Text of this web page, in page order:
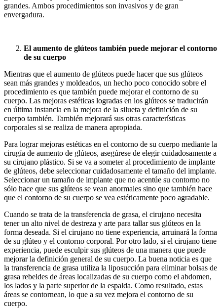
grandes. Ambos procedimientos son invasivos y de gran
envergadura.
El aumento de glúteos también puede mejorar el contorno
de su cuerpo
Mientras que el aumento de glúteos puede hacer que sus glúteos
sean más grandes y moldeados, un hecho poco conocido sobre el
procedimiento es que también puede mejorar el contorno de su
cuerpo. Las mejoras estéticas logradas en los glúteos se traducirán
en última instancia en la mejora de la silueta y definición de su
cuerpo también. También mejorará sus otras características
corporales si se realiza de manera apropiada.
Para lograr mejoras estéticas en el contorno de su cuerpo mediante la
cirugía de aumento de glúteos, asegúrese de elegir cuidadosamente a
su cirujano plástico. Si se va a someter al procedimiento de implante
de glúteos, debe seleccionar cuidadosamente el tamaño del implante.
Seleccionar un tamaño de implante que no acentúe su contorno no
sólo hace que sus glúteos se vean anormales sino que también hace
que el contorno de su cuerpo se vea estéticamente poco agradable.
Cuando se trata de la transferencia de grasa, el cirujano necesita
tener un alto nivel de destreza y arte para tallar sus glúteos en la
forma deseada. Si el cirujano no tiene experiencia, arruinará la forma
de su glúteo y el contorno corporal. Por otro lado, si el cirujano tiene
experiencia, puede esculpir sus glúteos de una manera que puede
mejorar la definición general de su cuerpo. La buena noticia es que
la transferencia de grasa utiliza la liposucción para eliminar bolsas de
grasa rebeldes de áreas localizadas de su cuerpo como el abdomen,
los lados y la parte superior de la espalda. Como resultado, estas
áreas se contornean, lo que a su vez mejora el contorno de su
cuerpo.